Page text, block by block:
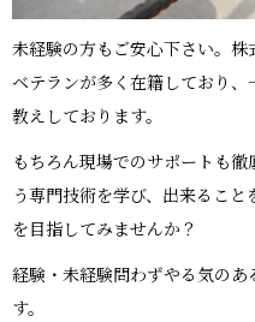
未経験の方もご安心下さい。
ベテランが多く在籍しており
教えしております。
もちろん現場でのサポートも
う専門技術を学び、出来るこ
を目指してみませんか？
経験・未経験問わずやる気の
す。